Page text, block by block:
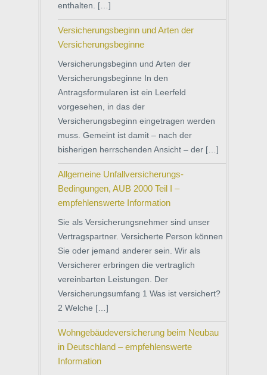
enthalten. […]
Versicherungsbeginn und Arten der
Versicherungsbeginne
Versicherungsbeginn und Arten der
Versicherungsbeginne In den
Antragsformularen ist ein Leerfeld
vorgesehen, in das der
Versicherungsbeginn eingetragen werden
muss. Gemeint ist damit – nach der
bisherigen herrschenden Ansicht – der […]
Allgemeine Unfallversicherungs-
Bedingungen, AUB 2000 Teil I –
empfehlenswerte Information
Sie als Versicherungsnehmer sind unser
Vertragspartner. Versicherte Person können
Sie oder jemand anderer sein. Wir als
Versicherer erbringen die vertraglich
vereinbarten Leistungen. Der
Versicherungsumfang 1 Was ist versichert?
2 Welche […]
Wohngebäudeversicherung beim Neubau
in Deutschland – empfehlenswerte
Information